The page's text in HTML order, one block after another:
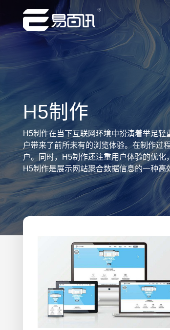
专注网站建设行业优质供应商
专注网站建设行业优质供应商
专注网站建设行业优质供应商
专注网站建设行业优质供应商
专注网站建设行业优质供应商
H5制作
H5制作在当下互联网环境中扮演着举足
户带来了前所未有的浏览体验。在制作过
户。同时，H5制作还注重用户体验的优化
H5制作是展示网站聚合数据信息的一种高